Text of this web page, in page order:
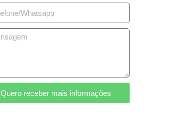
Quero receber mais informações